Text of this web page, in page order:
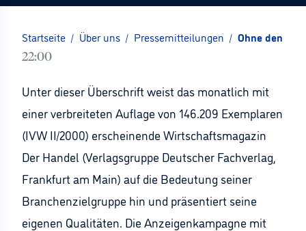
Startseite / Über uns / Pressemitteilungen / Ohne den
22:00
Unter dieser Überschrift weist das monatlich mit
einer verbreiteten Auflage von 146.209 Exemplaren
(IVW II/2000) erscheinende Wirtschaftsmagazin
Der Handel (Verlagsgruppe Deutscher Fachverlag,
Frankfurt am Main) auf die Bedeutung seiner
Branchenzielgruppe hin und präsentiert seine
eigenen Qualitäten. Die Anzeigenkampagne mit